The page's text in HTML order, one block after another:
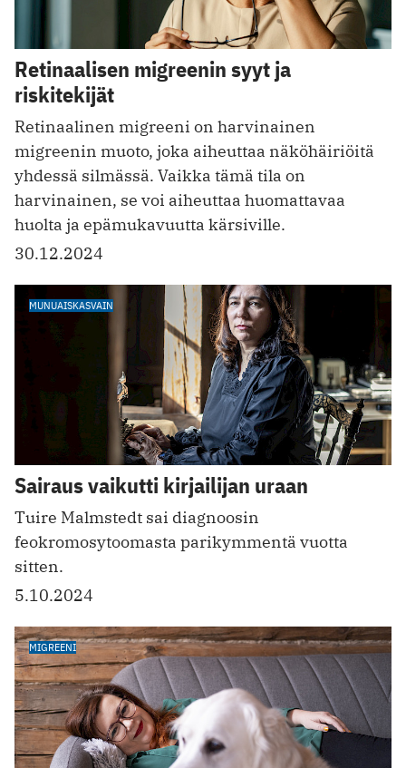
Retinaalisen migreenin syyt ja
riskitekijät
Retinaalinen migreeni on harvinainen
migreenin muoto, joka aiheuttaa näköhäiriöitä
yhdessä silmässä. Vaikka tämä tila on
harvinainen, se voi aiheuttaa huomattavaa
huolta ja epämukavuutta kärsiville.
30.12.2024
MUNUAISKASVAIN
Sairaus vaikutti kirjailijan uraan
Tuire Malmstedt sai diagnoosin
feokromosytoomasta parikymmentä vuotta
sitten.
5.10.2024
MIGREENI